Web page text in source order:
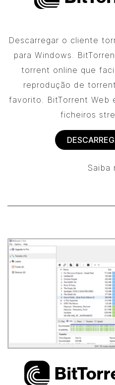
Descarregar o cliente
para Windows.
torrent online que
reprodução de
favorito. BitTorrent Web
ficheiros
Saiba
Bit